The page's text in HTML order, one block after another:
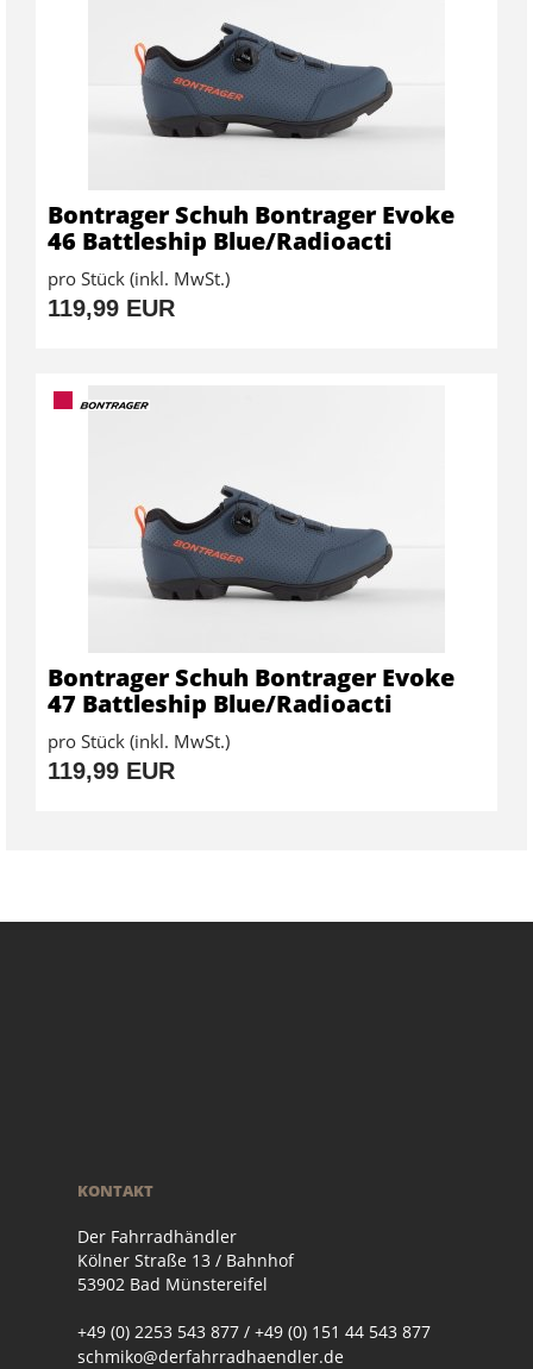
Bontrager Schuh Bontrager Evoke
46 Battleship Blue/Radioacti
pro Stück (inkl. MwSt.)
119,99 EUR
Bontrager Schuh Bontrager Evoke
47 Battleship Blue/Radioacti
pro Stück (inkl. MwSt.)
119,99 EUR
KONTAKT
Der Fahrradhändler
Kölner Straße 13 / Bahnhof
53902 Bad Münstereifel
+49 (0) 2253 543 877 / +49 (0) 151 44 543 877
schmiko@derfahrradhaendler.de